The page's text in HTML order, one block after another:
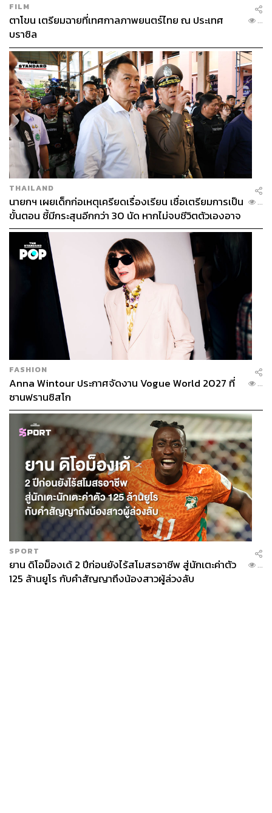
FILM
ตาโขน เตรียมฉายที่เทศกาลภาพยนตร์ไทย ณ ประเทศ
บราซิล
...
THAILAND
นายกฯ เผยเด็กก่อเหตุเครียดเรื่องเรียน เชื่อเตรียมการเป็น
ขั้นตอน ชี้มีกระสุนอีกกว่า 30 นัด หากไม่จบชีวิตตัวเองอาจ
สูญเสียเพิ่ม
...
FASHION
Anna Wintour ประกาศจัดงาน Vogue World 2027 ที่
ซานฟรานซิสโก
...
SPORT
ยาน ดิโอม็องเด้ 2 ปีก่อนยังไร้สโมสรอาชีพ สู่นักเตะค่าตัว
125 ล้านยูโร กับคำสัญญาถึงน้องสาวผู้ล่วงลับ
...